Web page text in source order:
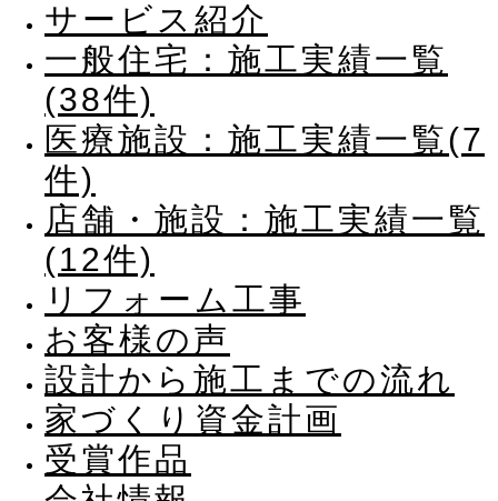
サービス紹介
一般住宅：施工実績一覧
(38件)
医療施設：施工実績一覧(7
件)
店舗・施設：施工実績一覧
(12件)
リフォーム工事
お客様の声
設計から施工までの流れ
家づくり資金計画
受賞作品